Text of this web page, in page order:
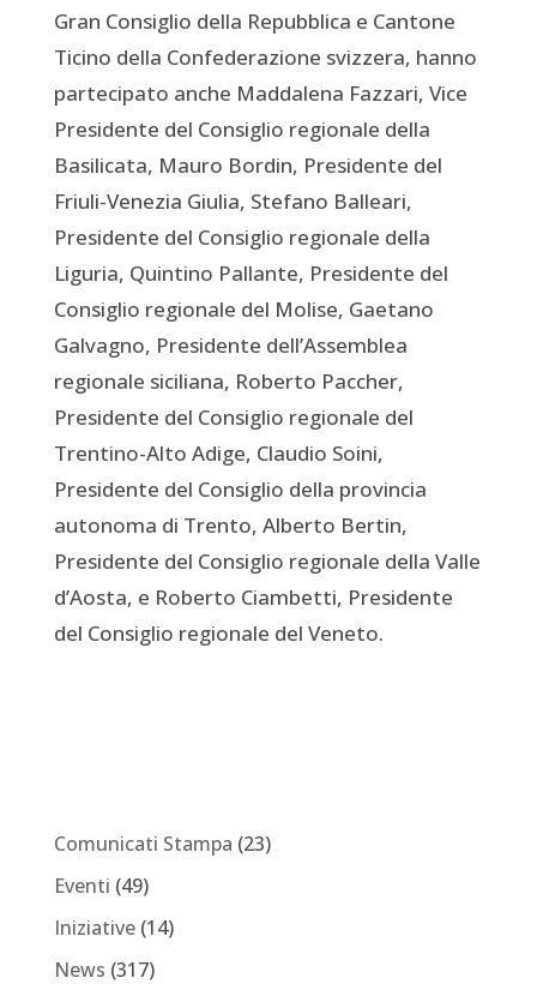
Gran Consiglio della Repubblica e Cantone
Ticino della Confederazione svizzera, hanno
partecipato anche Maddalena Fazzari, Vice
Presidente del Consiglio regionale della
Basilicata, Mauro Bordin, Presidente del
Friuli-Venezia Giulia, Stefano Balleari,
Presidente del Consiglio regionale della
Liguria, Quintino Pallante, Presidente del
Consiglio regionale del Molise, Gaetano
Galvagno, Presidente dell’Assemblea
regionale siciliana, Roberto Paccher,
Presidente del Consiglio regionale del
Trentino-Alto Adige, Claudio Soini,
Presidente del Consiglio della provincia
autonoma di Trento, Alberto Bertin,
Presidente del Consiglio regionale della Valle
d’Aosta, e Roberto Ciambetti, Presidente
del Consiglio regionale del Veneto.
Comunicati Stampa (23)
Eventi (49)
Iniziative(14)
News (317)